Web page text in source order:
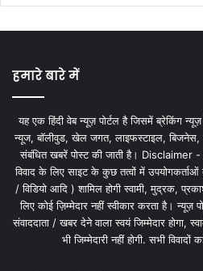
हमारे बारे में
यह एक हिंदी वेब न्यूज़ पोर्टल है जिसमें ब्रेकिंग
न्यूज, बॉलीवुड, खेल जगत, लाइफस्टाइल, बिजनेस,
संबंधित खबरें पोस्ट की जाती है। Disclaimer -
विवाद के लिए साइट के कुछ तत्वों में उपयोगकर्ताओं
/ विडियो आदि ) शामिल होगी स्वामी, मुद्रक,
लिए कोई ज़िम्मेदार नहीं स्वीकार करता है। न्यूज़
संवाददाता / खबर देने वाला स्वयं जिम्मेदार होगा,
भी जिम्मेदारी नहीं होगी. सभी विवादों